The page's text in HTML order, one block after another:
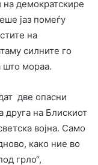
демократскире
јаз помеѓу
на
силните го
што мораа.
две опасни
друга на Блискиот
војна. Само
како ние во
грло“,